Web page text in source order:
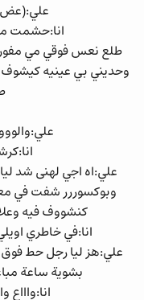
علي:(عض
انا:حشمت
طلع نعس فوقي مي
وحديني بي عينيه
علي:اه اجي لهنى شد
وبوكسوررر شفت في
كنشووف فيه
انا:في خاطري
علي:هز ليا رجل حط فوق
بشوية ساعة
انا:واااع